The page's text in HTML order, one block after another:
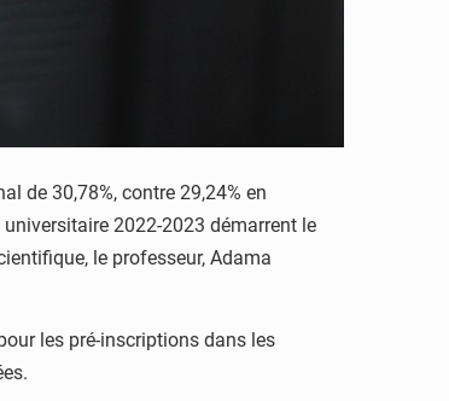
de 30,78%, contre 29,24% en
2022-2023 démarrent le
le professeur, Adama
les pré-inscriptions dans les